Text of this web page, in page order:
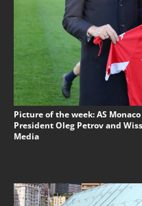
Picture of the week: AS
President Oleg Petrov and
Media